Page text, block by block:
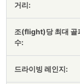
거리:
조(flight)당 최대 골
수:
드라이빙 레인지: